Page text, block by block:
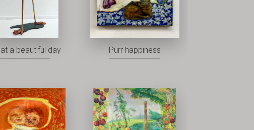
a beautiful day Purr happiness